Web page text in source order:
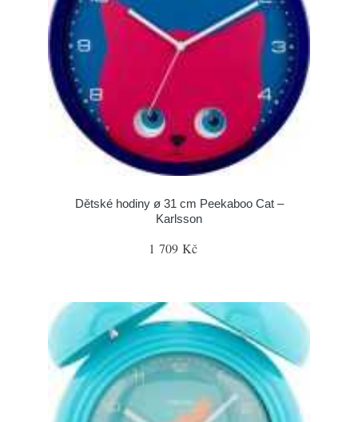
Dětské hodiny ø 31 cm Peekaboo Cat –
Karlsson
1 709 Kč